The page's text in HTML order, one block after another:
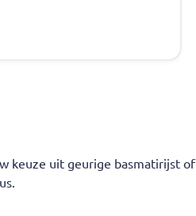
keuze uit geurige basmatirijst of